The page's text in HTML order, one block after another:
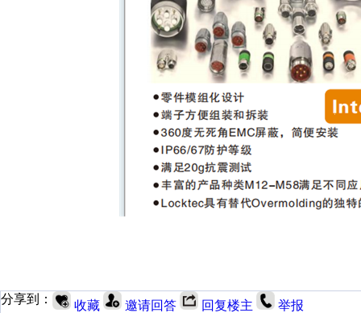
分享到： 收藏 邀请回答 回复楼主 举报